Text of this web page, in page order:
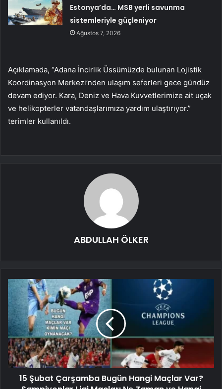
Estonya’da… MSB yerli savunma
sistemleriyle güçleniyor
Ağustos 7, 2026
Açıklamada, “Adana İncirlik Üssümüzde bulunan Lojistik
Koordinasyon Merkezi’nden ulaşım seferleri gece gündüz
devam ediyor. Kara, Deniz ve Hava Kuvvetlerimize ait uçak
ve helikopterler vatandaşlarımıza yardım ulaştırıyor.”
terimler kullanıldı.
ABDULLAH ÖLKER
15 Şubat Çarşamba Bugün Hangi Maçlar Var?